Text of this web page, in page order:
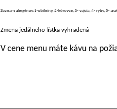
Zoznam alergénov:1-obilniny, 2-kôrovce, 3- vajcia, 4- ryby, 5-
Zmena jedálneho lístka vyhradená
V cene menu máte kávu na